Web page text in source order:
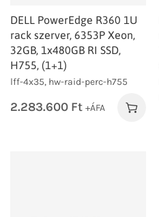
DELL PowerEdge R360 1U
rack szerver, 6353P Xeon,
32GB, 1x480GB RI SSD,
H755, (1+1)
lff-4x35, hw-raid-perc-h755
2.283.600 Ft +ÁFA